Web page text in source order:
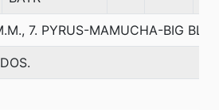
7. PYRUS-MAMUCHA-BIG